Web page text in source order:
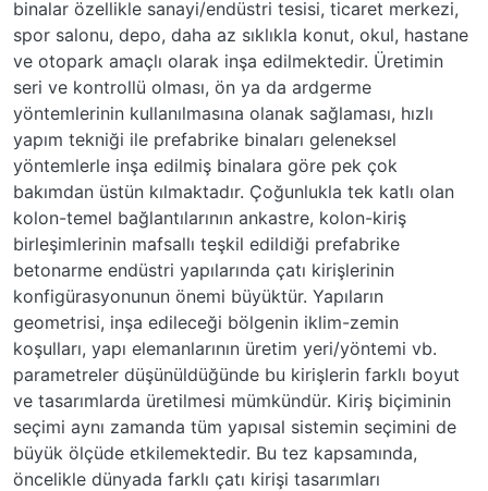
binalar özellikle sanayi/endüstri tesisi, ticaret merkezi,
spor salonu, depo, daha az sıklıkla konut, okul, hastane
ve otopark amaçlı olarak inşa edilmektedir. Üretimin
seri ve kontrollü olması, ön ya da ardgerme
yöntemlerinin kullanılmasına olanak sağlaması, hızlı
yapım tekniği ile prefabrike binaları geleneksel
yöntemlerle inşa edilmiş binalara göre pek çok
bakımdan üstün kılmaktadır. Çoğunlukla tek katlı olan
kolon-temel bağlantılarının ankastre, kolon-kiriş
birleşimlerinin mafsallı teşkil edildiği prefabrike
betonarme endüstri yapılarında çatı kirişlerinin
konfigürasyonunun önemi büyüktür. Yapıların
geometrisi, inşa edileceği bölgenin iklim-zemin
koşulları, yapı elemanlarının üretim yeri/yöntemi vb.
parametreler düşünüldüğünde bu kirişlerin farklı boyut
ve tasarımlarda üretilmesi mümkündür. Kiriş biçiminin
seçimi aynı zamanda tüm yapısal sistemin seçimini de
büyük ölçüde etkilemektedir. Bu tez kapsamında,
öncelikle dünyada farklı çatı kirişi tasarımları